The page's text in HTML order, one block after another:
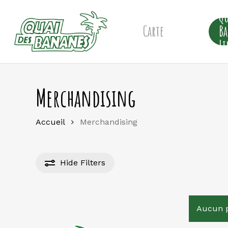
content
Carte
Merchandising
Accueil Merchandising
Hide Filters
Aucun